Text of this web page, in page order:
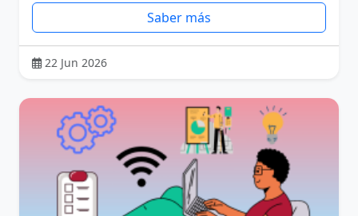
Saber más
22 Jun 2026